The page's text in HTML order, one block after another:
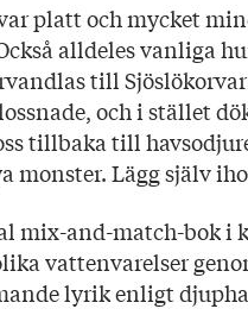
platt och mycket
alldeles vanliga
till
och i stället
tillbaka till
monster. Lägg själv
mix-and-match-bok i
vattenvarelser
lyrik enligt